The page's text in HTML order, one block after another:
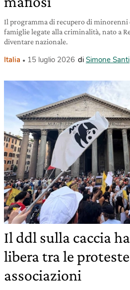
Il programma di recupero di minorenni
famiglie legate alla criminalità, nato a
diventare nazionale.
Italia 15 luglio 2026 di Simone Santi
Il ddl sulla caccia
libera tra le
associazioni